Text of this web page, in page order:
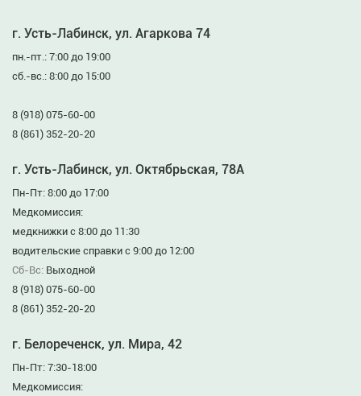
г. Усть-Лабинск, ул. Агаркова 74
пн.-пт.: 7:00 до 19:00
сб.-вс.: 8:00 до 15:00
8 (918) 075-60-00
8 (861) 352-20-20
г. Усть-Лабинск, ул. Октябрьская, 78А
Пн-Пт: 8:00 до 17:00
Медкомиссия:
медкнижки с 8:00 до 11:30
водительские справки с 9:00 до 12:00
Сб-Вс: Выходной
8 (918) 075-60-00
8 (861) 352-20-20
г. Белореченск, ул. Мира, 42
Пн-Пт: 7:30-18:00
Медкомиссия: